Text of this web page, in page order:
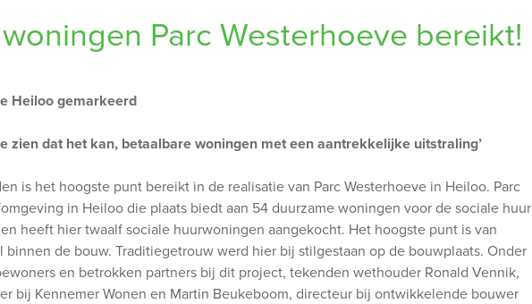
Parc Westerhoeve bereikt!
Heiloo gemarkeerd
zien dat het kan, betaalbare woningen met een aantrekkelijke uitstraling’
is het hoogste punt bereikt in de realisatie van Parc Westerhoeve in Heiloo. Parc
in Heiloo die plaats biedt aan 54 duurzame woningen voor de sociale huur
heeft hier twaalf sociale huurwoningen aangekocht. Het hoogste punt is van
de bouw. Traditiegetrouw werd hier bij stilgestaan op de bouwplaats. Onder
en betrokken partners bij dit project, tekenden wethouder Ronald Vennik,
bij Kennemer Wonen en Martin Beukeboom, directeur bij ontwikkelende bouwer